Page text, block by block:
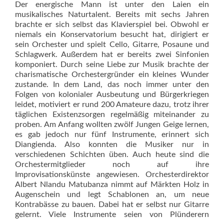
Der energische Mann ist unter den Laien ein
musikalisches Naturtalent. Bereits mit sechs Jahren
brachte er sich selbst das Klavierspiel bei. Obwohl er
niemals ein Konservatorium besucht hat, dirigiert er
sein Orchester und spielt Cello, Gitarre, Posaune und
Schlagwerk. Außerdem hat er bereits zwei Sinfonien
komponiert. Durch seine Liebe zur Musik brachte der
charismatische Orchestergründer ein kleines Wunder
zustande. In dem Land, das noch immer unter den
Folgen von kolonialer Ausbeutung und Bürgerkriegen
leidet, motiviert er rund 200 Amateure dazu, trotz ihrer
täglichen Existenzsorgen regelmäßig miteinander zu
proben. Am Anfang wollten zwölf Jungen Geige lernen,
es gab jedoch nur fünf Instrumente, erinnert sich
Diangienda. Also konnten die Musiker nur in
verschiedenen Schichten üben. Auch heute sind die
Orchestermitglieder noch auf ihre
Improvisationskünste angewiesen. Orchesterdirektor
Albert Nlandu Matubanza nimmt auf Märkten Holz in
Augenschein und legt Schablonen an, um neue
Kontrabässe zu bauen. Dabei hat er selbst nur Gitarre
gelernt. Viele Instrumente seien von Plünderern